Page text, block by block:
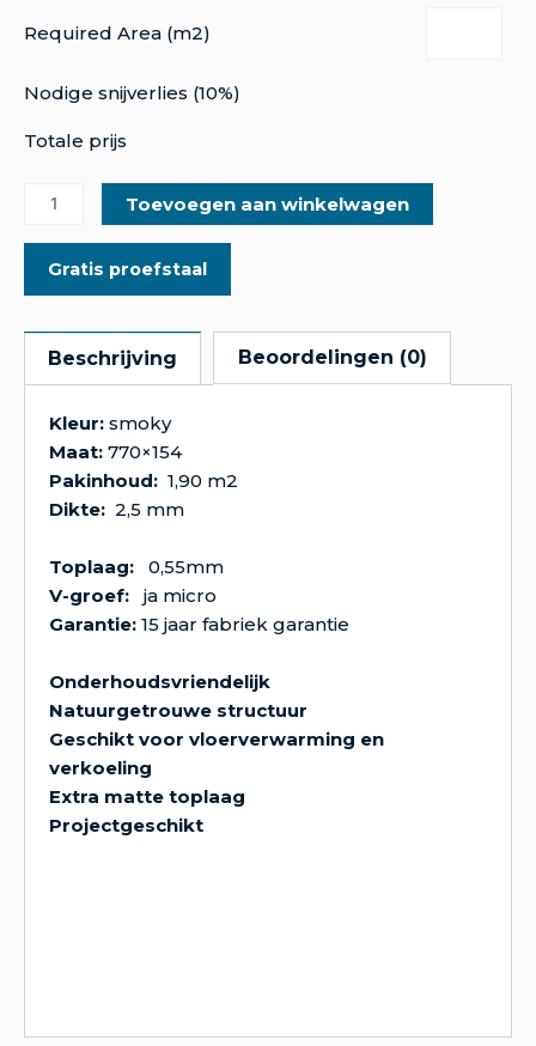
Required Area (m2)
Nodige snijverlies (10%)
Totale prijs
Toevoegen aan winkelwagen
Gratis proefstaal
Beschrijving Beoordelingen (0)
Kleur: smoky
Maat: 770×154
Pakinhoud: 1,90 m2
Dikte: 2,5 mm
Toplaag:
0,55mm
V-groef:
ja micro
Garantie: 15 jaar fabriek garantie
Onderhoudsvriendelijk
Natuurgetrouwe structuur
Geschikt voor vloerverwarming en
verkoeling
Extra matte toplaag
Projectgeschikt